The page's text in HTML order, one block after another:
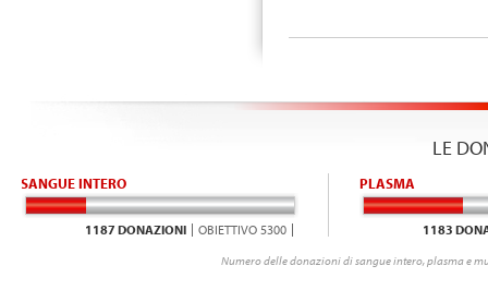
LE
SANGUE INTERO
1187 DONAZIONI OBIETTIVO 5300
PLASMA
1183
Numero delle donazioni di sangue intero, plasma e